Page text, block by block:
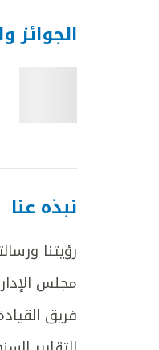
الجوائز
نبذه عنا
رؤيتنا
مجلس
فريق